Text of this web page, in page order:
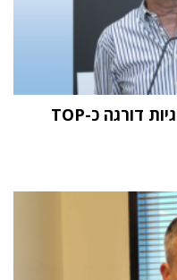
מחקר STKI השנתי: וואן טכנולוגיות דורגה כ-TOP